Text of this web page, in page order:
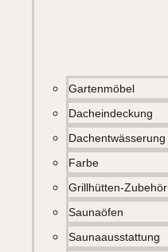
Gartenmöbel
Dacheindeckung
Dachentwässerung
Farbe
Grillhütten-Zubehör
Saunaöfen
Saunaausstattung